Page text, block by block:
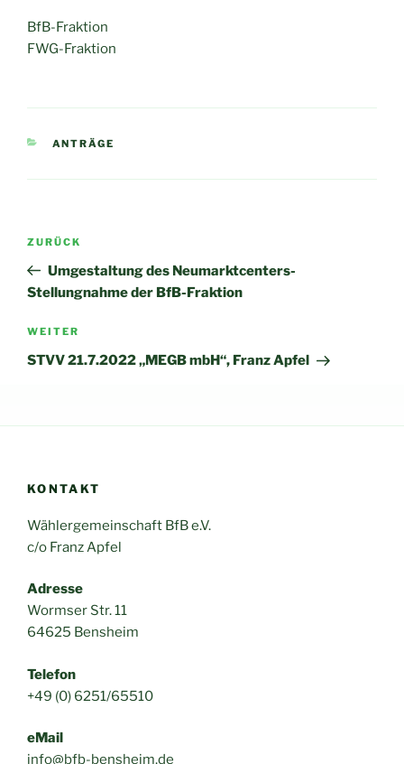
BfB-Fraktion
FWG-Fraktion
KATEGORIEN
ANTRÄGE
Beitragsnavigation
Vorheriger
Beitrag
ZURÜCK
Umgestaltung des Neumarktcenters-
Stellungnahme der BfB-Fraktion
Nächster
Beitrag
WEITER
STVV 21.7.2022 „MEGB mbH“, Franz Apfel
KONTAKT
Wählergemeinschaft BfB e.V.
c/o Franz Apfel
Adresse
Wormser Str. 11
64625 Bensheim
Telefon
+49 (0) 6251/65510
eMail
info@bfb-bensheim.de